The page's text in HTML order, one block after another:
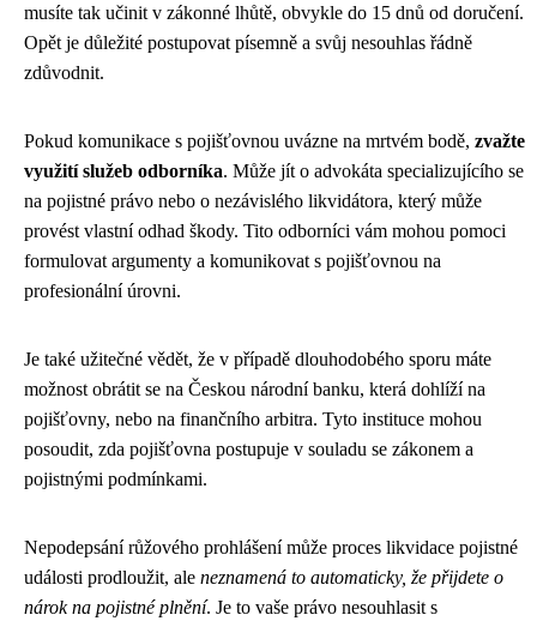
musíte tak učinit v zákonné lhůtě, obvykle do 15 dnů od doručení.
Opět je důležité postupovat písemně a svůj nesouhlas řádně
zdůvodnit.
Pokud komunikace s pojišťovnou uvázne na mrtvém bodě, zvažte
využití služeb odborníka. Může jít o advokáta specializujícího se
na pojistné právo nebo o nezávislého likvidátora, který může
provést vlastní odhad škody. Tito odborníci vám mohou pomoci
formulovat argumenty a komunikovat s pojišťovnou na
profesionální úrovni.
Je také užitečné vědět, že v případě dlouhodobého sporu máte
možnost obrátit se na Českou národní banku, která dohlíží na
pojišťovny, nebo na finančního arbitra. Tyto instituce mohou
posoudit, zda pojišťovna postupuje v souladu se zákonem a
pojistnými podmínkami.
Nepodepsání růžového prohlášení může proces likvidace pojistné
události prodloužit, ale neznamená to automaticky, že přijdete o
nárok na pojistné plnění. Je to vaše právo nesouhlasit s